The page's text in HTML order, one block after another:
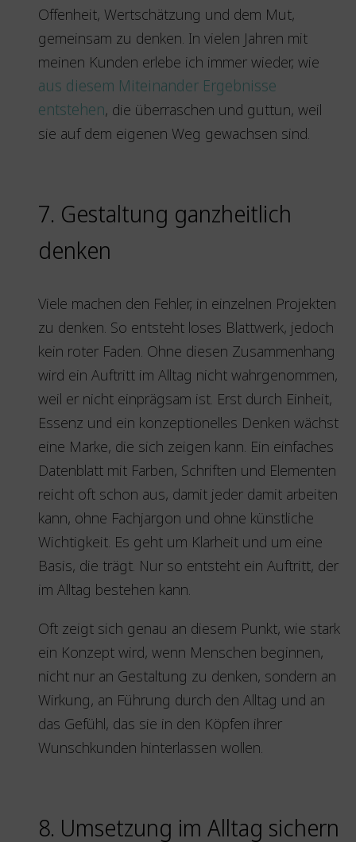
Offenheit, Wertschätzung und dem Mut,
gemeinsam zu denken. In vielen Jahren mit
meinen Kunden erlebe ich immer wieder, wie
aus diesem Miteinander Ergebnisse
entstehen, die überraschen und guttun, weil
sie auf dem eigenen Weg gewachsen sind.
7. Gestaltung ganzheitlich
denken
Viele machen den Fehler, in einzelnen Projekten
zu denken. So entsteht loses Blattwerk, jedoch
kein roter Faden. Ohne diesen Zusammenhang
wird ein Auftritt im Alltag nicht wahrgenommen,
weil er nicht einprägsam ist. Erst durch Einheit,
Essenz und ein konzeptionelles Denken wächst
eine Marke, die sich zeigen kann. Ein einfaches
Datenblatt mit Farben, Schriften und Elementen
reicht oft schon aus, damit jeder damit arbeiten
kann, ohne Fachjargon und ohne künstliche
Wichtigkeit. Es geht um Klarheit und um eine
Basis, die trägt. Nur so entsteht ein Auftritt, der
im Alltag bestehen kann.
Oft zeigt sich genau an diesem Punkt, wie stark
ein Konzept wird, wenn Menschen beginnen,
nicht nur an Gestaltung zu denken, sondern an
Wirkung, an Führung durch den Alltag und an
das Gefühl, das sie in den Köpfen ihrer
Wunschkunden hinterlassen wollen.
8. Umsetzung im Alltag sichern